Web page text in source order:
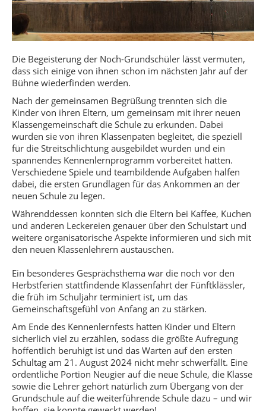
Die Begeisterung der Noch-Grundschüler lässt vermuten,
dass sich einige von ihnen schon im nächsten Jahr auf der
Bühne wiederfinden werden.
Nach der gemeinsamen Begrüßung trennten sich die
Kinder von ihren Eltern, um gemeinsam mit ihrer neuen
Klassengemeinschaft die Schule zu erkunden. Dabei
wurden sie von ihren Klassenpaten begleitet, die speziell
für die Streitschlichtung ausgebildet wurden und ein
spannendes Kennenlernprogramm vorbereitet hatten.
Verschiedene Spiele und teambildende Aufgaben halfen
dabei, die ersten Grundlagen für das Ankommen an der
neuen Schule zu legen.
Währenddessen konnten sich die Eltern bei Kaffee, Kuchen
und anderen Leckereien genauer über den Schulstart und
weitere organisatorische Aspekte informieren und sich mit
den neuen Klassenlehrern austauschen.
Ein besonderes Gesprächsthema war die noch vor den
Herbstferien stattfindende Klassenfahrt der Fünftklässler,
die früh im Schuljahr terminiert ist, um das
Gemeinschaftsgefühl von Anfang an zu stärken.
Am Ende des Kennenlernfests hatten Kinder und Eltern
sicherlich viel zu erzählen, sodass die größte Aufregung
hoffentlich beruhigt ist und das Warten auf den ersten
Schultag am 21. August 2024 nicht mehr schwerfällt. Eine
ordentliche Portion Neugier auf die neue Schule, die Klasse
sowie die Lehrer gehört natürlich zum Übergang von der
Grundschule auf die weiterführende Schule dazu – und wir